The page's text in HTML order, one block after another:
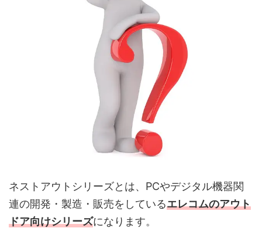
ネストアウトシリーズとは、PCやデジタル機器関
連の開発・製造・販売をしているエレコムのアウト
ドア向けシリーズになります。